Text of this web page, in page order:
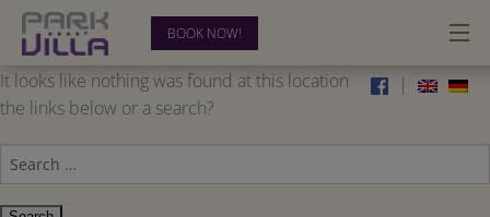
BOOK NOW!
HOTEL
BUSINESS
|
Oops! That page can’t be found.
It looks like nothing was found at this location. Maybe try one of
the links below or a search?
Search
for: